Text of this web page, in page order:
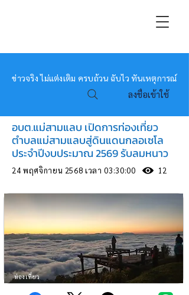
หมอข่าว
ข่าวจริง ไม่แต่งเติม ครบถ้วน ฉับไว ทันเหตุการณ์
ลงชื่อเข้าใช้
อบต.แม่สามแลบ เปิดการท่องเที่ยว
ตำบลแม่สามแลบสู่ดินแดนกลอเซโล
ประจำปีงบประมาณ 2569 รับลมหนาว
24 พฤศจิกายน 2568 เวลา 03:30:00 12
ท่องเที่ยว